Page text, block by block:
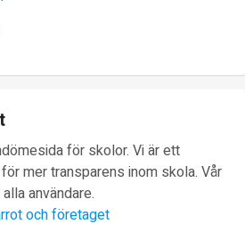
för skolor. Vi är ett
mer transparens inom skola. Vår
användare.
och företaget